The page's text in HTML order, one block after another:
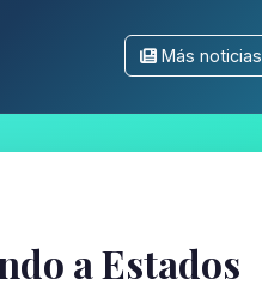
Más noticias
a Estados